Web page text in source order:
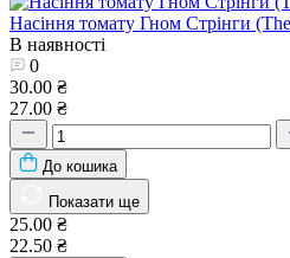
Насіння томату Гном Стрінги
В наявності
0
30.00 ₴
27.00 ₴
До кошика
Показати ще
25.00 ₴
22.50 ₴